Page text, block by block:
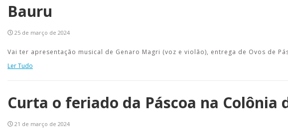
Bauru
25 de março de 2024
Vai ter apresentação musical de Genaro Magri (voz e violão), entrega de Ovos de
Ler Tudo
Curta o feriado da Páscoa na Colônia
21 de março de 2024